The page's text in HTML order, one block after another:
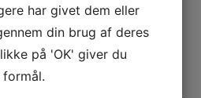
har givet dem eller
din brug af deres
på 'OK' giver du